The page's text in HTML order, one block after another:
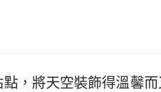
，將天空裝飾得溫馨